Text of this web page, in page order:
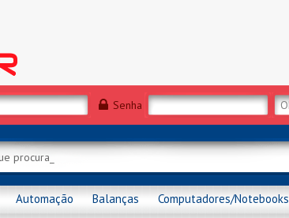
Senha
Automação Balanças Computadores/Notebooks